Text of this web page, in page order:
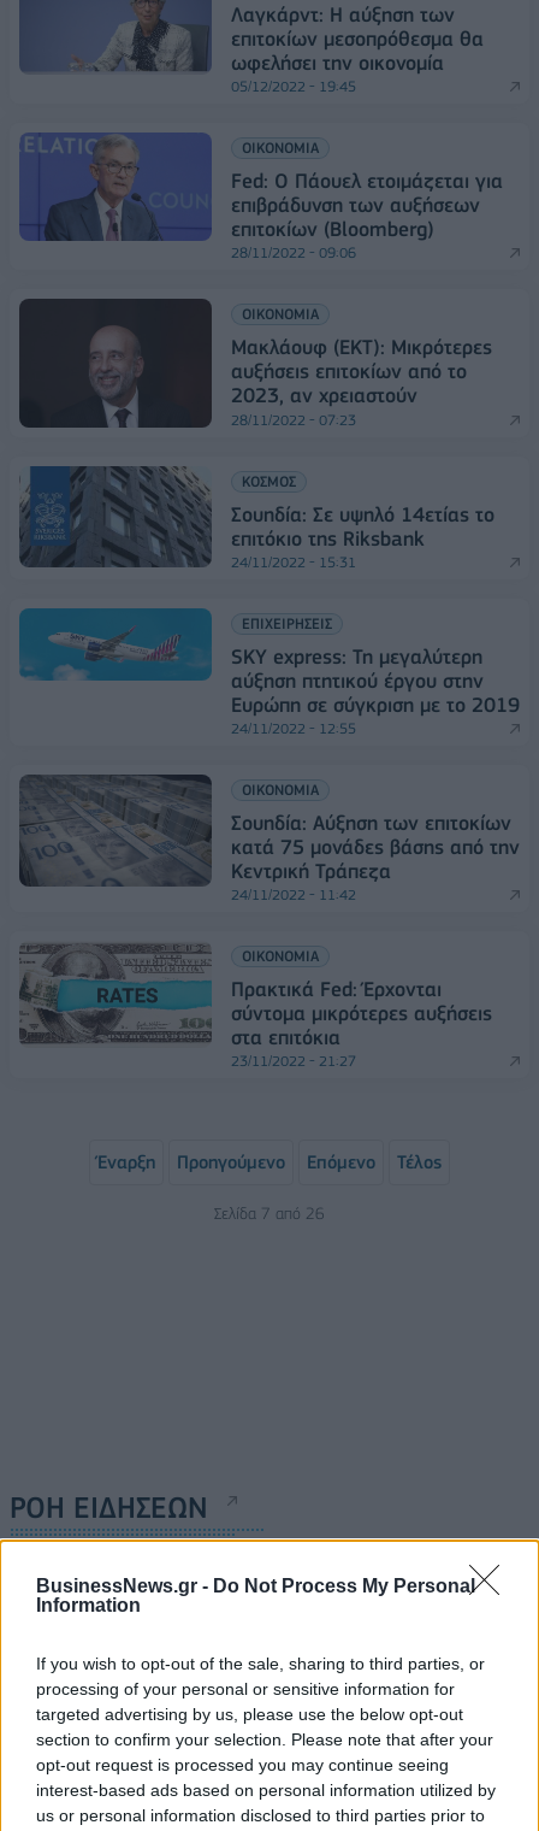
BusinessNews.gr - Do Not Process My Personal
Information
If you wish to opt-out of the sale, sharing to third parties, or
processing of your personal or sensitive information for
targeted advertising by us, please use the below opt-out
section to confirm your selection. Please note that after your
opt-out request is processed you may continue seeing
interest-based ads based on personal information utilized by
us or personal information disclosed to third parties prior to
Λαγκάρντ: Η αύξηση των
επιτοκίων μεσοπρόθεσμα θα
ωφελήσει την οικονομία
05/12/2022 - 19:45
ΟΙΚΟΝΟΜΙΑ
Fed: Ο Πάουελ ετοιμάζεται για
επιβράδυνση των αυξήσεων
επιτοκίων (Bloomberg)
28/11/2022 - 09:06
ΟΙΚΟΝΟΜΙΑ
Μακλάουφ (ΕΚΤ): Μικρότερες
αυξήσεις επιτοκίων από το
2023, αν χρειαστούν
28/11/2022 - 07:23
ΚΟΣΜΟΣ
Σουηδία: Σε υψηλό 14ετίας το
επιτόκιο της Riksbank
24/11/2022 - 15:31
ΕΠΙΧΕΙΡΗΣΕΙΣ
SKY express: Τη μεγαλύτερη
αύξηση πτητικού έργου στην
Ευρώπη σε σύγκριση με το 2019
24/11/2022 - 12:55
ΟΙΚΟΝΟΜΙΑ
Σουηδία: Αύξηση των επιτοκίων
κατά 75 μονάδες βάσης από την
Κεντρική Τράπεζα
24/11/2022 - 11:42
ΟΙΚΟΝΟΜΙΑ
Πρακτικά Fed: Έρχονται
σύντομα μικρότερες αυξήσεις
στα επιτόκια
23/11/2022 - 21:27
Έναρξη Προηγούμενο Επόμενο Τέλος
Σελίδα 7 από 26
ΡΟΗ ΕΙΔΗΣΕΩΝ
Eurobank: Εξελίξεις και προοπτικές στις αγορές
πετρελαίου και φυσικού αερίου στην Ευρώπη
Οι ελληνικές scale-ups επιχειρήσεις στρέφονται
στην ανάπτυξη - Μεγαλύτερη πρόκληση η
προσέλκυση πελατών
06/08/2026 - 15:56 ΕΠΙΧΕΙΡΗΣΕΙΣ
Χρηματιστήριο: Στις 2.627,95 μονάδες ο Γενικός